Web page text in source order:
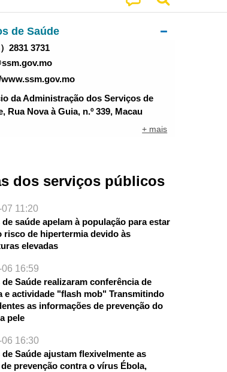
de Saúde
）2831 3731
da Administração dos Serviços de
Rua Nova à Guia, n.º 339, Macau
+ mais
dos serviços públicos
11:20
saúde apelam à população para estar
risco de hipertermia devido às
elevadas
16:59
Saúde realizaram conferência de
e actividade "flash mob" Transmitindo
as informações de prevenção do
pele
16:30
Saúde ajustam flexivelmente as
prevenção contra o vírus Ébola,